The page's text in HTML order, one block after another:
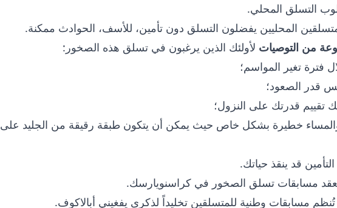
التسلق المحلي.
المحليين يفضلون التسلق دون تأمين، للأسف، الحوادث ممكنة.
من التوصيات لأولئك الذين يرغبون في تسلق هذه الصخور:
فترة تغير المواسم؛
قدر الصعود؛
تقييم قدرتك على النزول؛
خطيرة بشكل خاص حيث يمكن أن يتكون طبقة رقيقة من الجليد على
قد ينقذ حياتك.
وطنية للمتسلقين تخليداً لذكرى يفغيني أبالاكوف.